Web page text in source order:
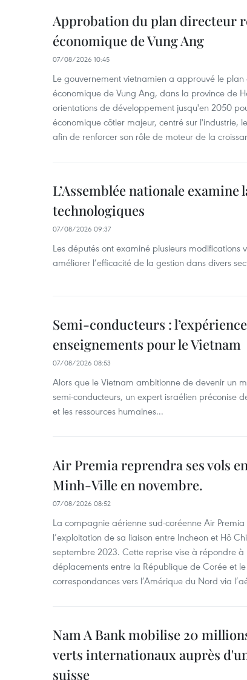
Approbation du plan directeur
économique de Vung Ang
07/08/2026 10:45
Le gouvernement vietnamien a approuvé le
économique de Vung Ang, dans la province de
orientations de développement jusqu'en 2050
économique côtier majeur, centré sur l'industrie,
afin de renforcer son rôle de moteur de la
L’Assemblée nationale
technologiques
07/08/2026 09:37
Les députés ont examiné plusieurs modifications
améliorer l’efficacité de la gestion dans divers
Semi-conducteurs :
enseignements pour le Vietnam
07/08/2026 08:53
Alors que le Vietnam ambitionne de devenir un
semi-conducteurs, un expert israélien préconise
et les ressources humaines...
Air Premia reprendra ses vols
Minh-Ville en novembre.
07/08/2026 08:52
La compagnie aérienne sud-coréenne Air
l’exploitation de sa liaison entre Incheon et Hô
septembre 2023. Cette reprise vise à répondre
déplacements entre la République de Corée et
correspondances vers l’Amérique du Nord via
Nam A Bank mobilise 20
verts internationaux auprès
suisse